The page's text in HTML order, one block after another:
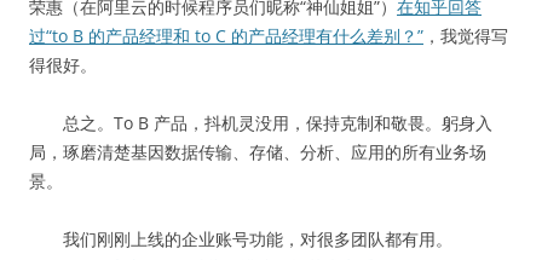
荣惠（在阿里云的时候程序员们昵称“神仙姐姐”） 在知乎回答
过“to B 的产品经理和 to C 的产品经理有什么差别？” ，我觉得写
得很好。
总之。To B 产品，抖机灵没用，保持克制和敬畏。躬身入
局，琢磨清楚基因数据传输、存储、分析、应用的所有业务场
景。
我们刚刚上线的企业账号功能，对很多团队都有用。